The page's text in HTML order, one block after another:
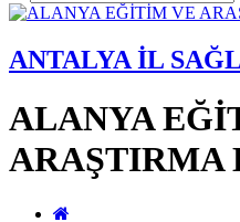
ANTALYA İL
ALANYA
ARAŞTIRMA